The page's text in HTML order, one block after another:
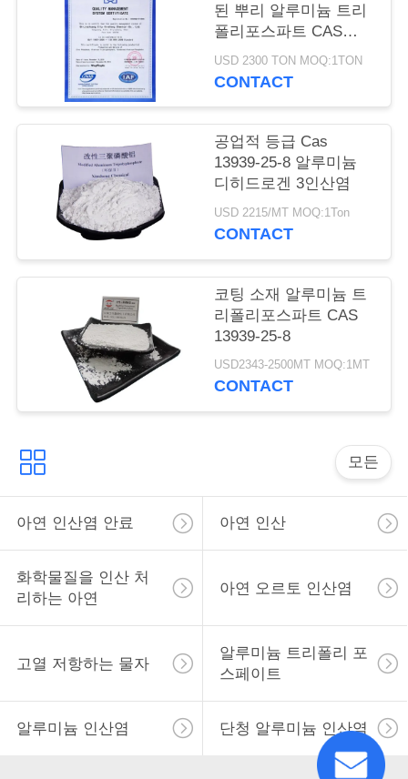
락
을
요
청
하
십
시
사
이
된 뿌리 알루미늄 트리
폴리포스파트 CAS
13939-25-8
USD 2300 TON MOQ:1TON
CONTACT
공업적 등급 Cas
13939-25-8 알루미늄
디히드로겐 3인산염
USD 2215/MT MOQ:1Ton
CONTACT
코팅 소재 알루미늄 트
리폴리포스파트 CAS
13939-25-8
USD2343-2500MT MOQ:1MT
CONTACT
모든
아연 인산염 안료 아연 인산
화학물질을 인산 처
리하는 아연
아연 오르토 인산염
고열 저항하는 물자
알루미늄 트리폴리 포
스페이트
알루미늄 인산염 단청 알루미늄 인산염